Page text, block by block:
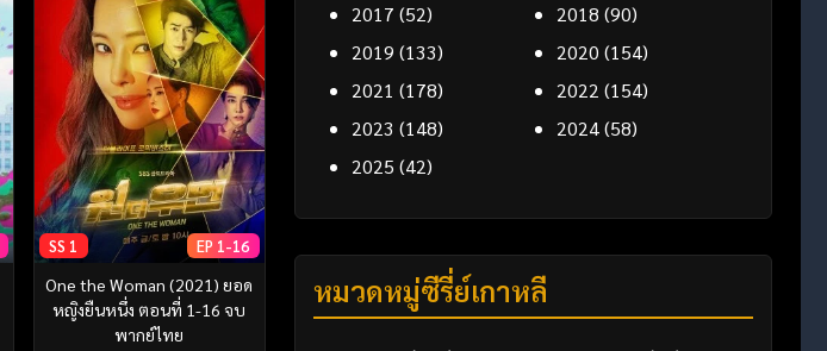
SS 1 EP 1-16
One the Woman (2021) ยอด
หญิงยืนหนึ่ง ตอนที่ 1-16 จบ
พากย์ไทย
2017 (52) 2018 (90)
2019 (133) 2020 (154)
2021 (178) 2022 (154)
2023 (148) 2024(58)
2025 (42)
หมวดหมู่ซีรี่ย์เกาหลี